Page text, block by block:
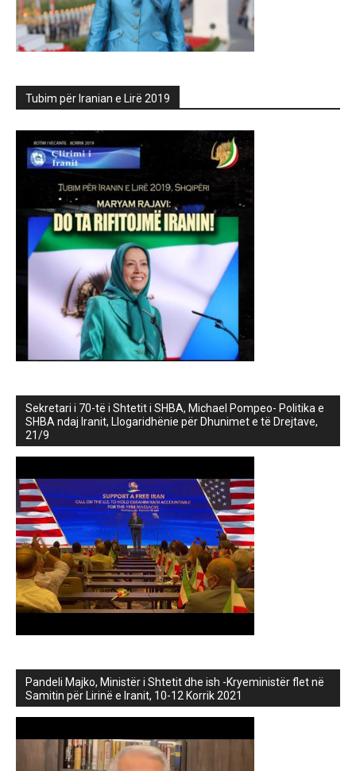
Tubim për Iranian e Lirë 2019
Sekretari i 70-të i Shtetit i SHBA, Michael Pompeo- Politika e
SHBA ndaj Iranit, Llogaridhënie për Dhunimet e të Drejtave,
21/9
Pandeli Majko, Ministër i Shtetit dhe ish -Kryeministër flet në
Samitin për Lirinë e Iranit, 10-12 Korrik 2021